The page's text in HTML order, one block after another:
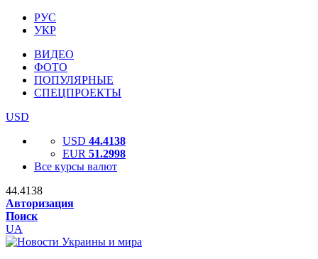
РУС
УКР
ВИДЕО
ФОТО
ПОПУЛЯРНЫЕ
СПЕЦПРОЕКТЫ
USD
USD 44.4138
EUR 51.2998
Все курсы валют
44.4138
Авторизация
Поиск
UA